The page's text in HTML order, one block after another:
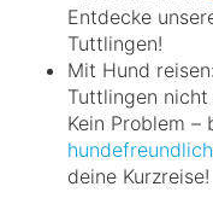
Entdecke
Tuttlingen!
Mit Hund
Tuttlingen
Kein Problem
deine Kurzreise!